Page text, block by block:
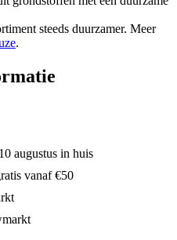
steeds duurzamer. Meer
.
augustus in huis
vanaf €50